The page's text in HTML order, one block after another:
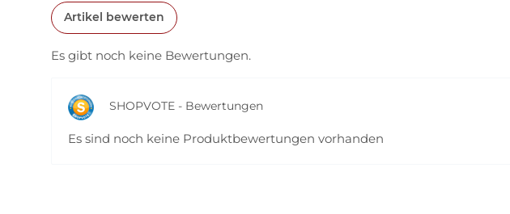
Artikel bewerten
Es gibt noch keine Bewertungen.
SHOPVOTE - Bewertungen
Es sind noch keine Produktbewertungen vorhanden